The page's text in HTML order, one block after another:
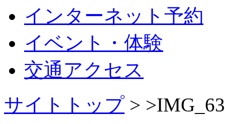
インターネット予約
イベント・体験
交通アクセス
サイトトップ > >